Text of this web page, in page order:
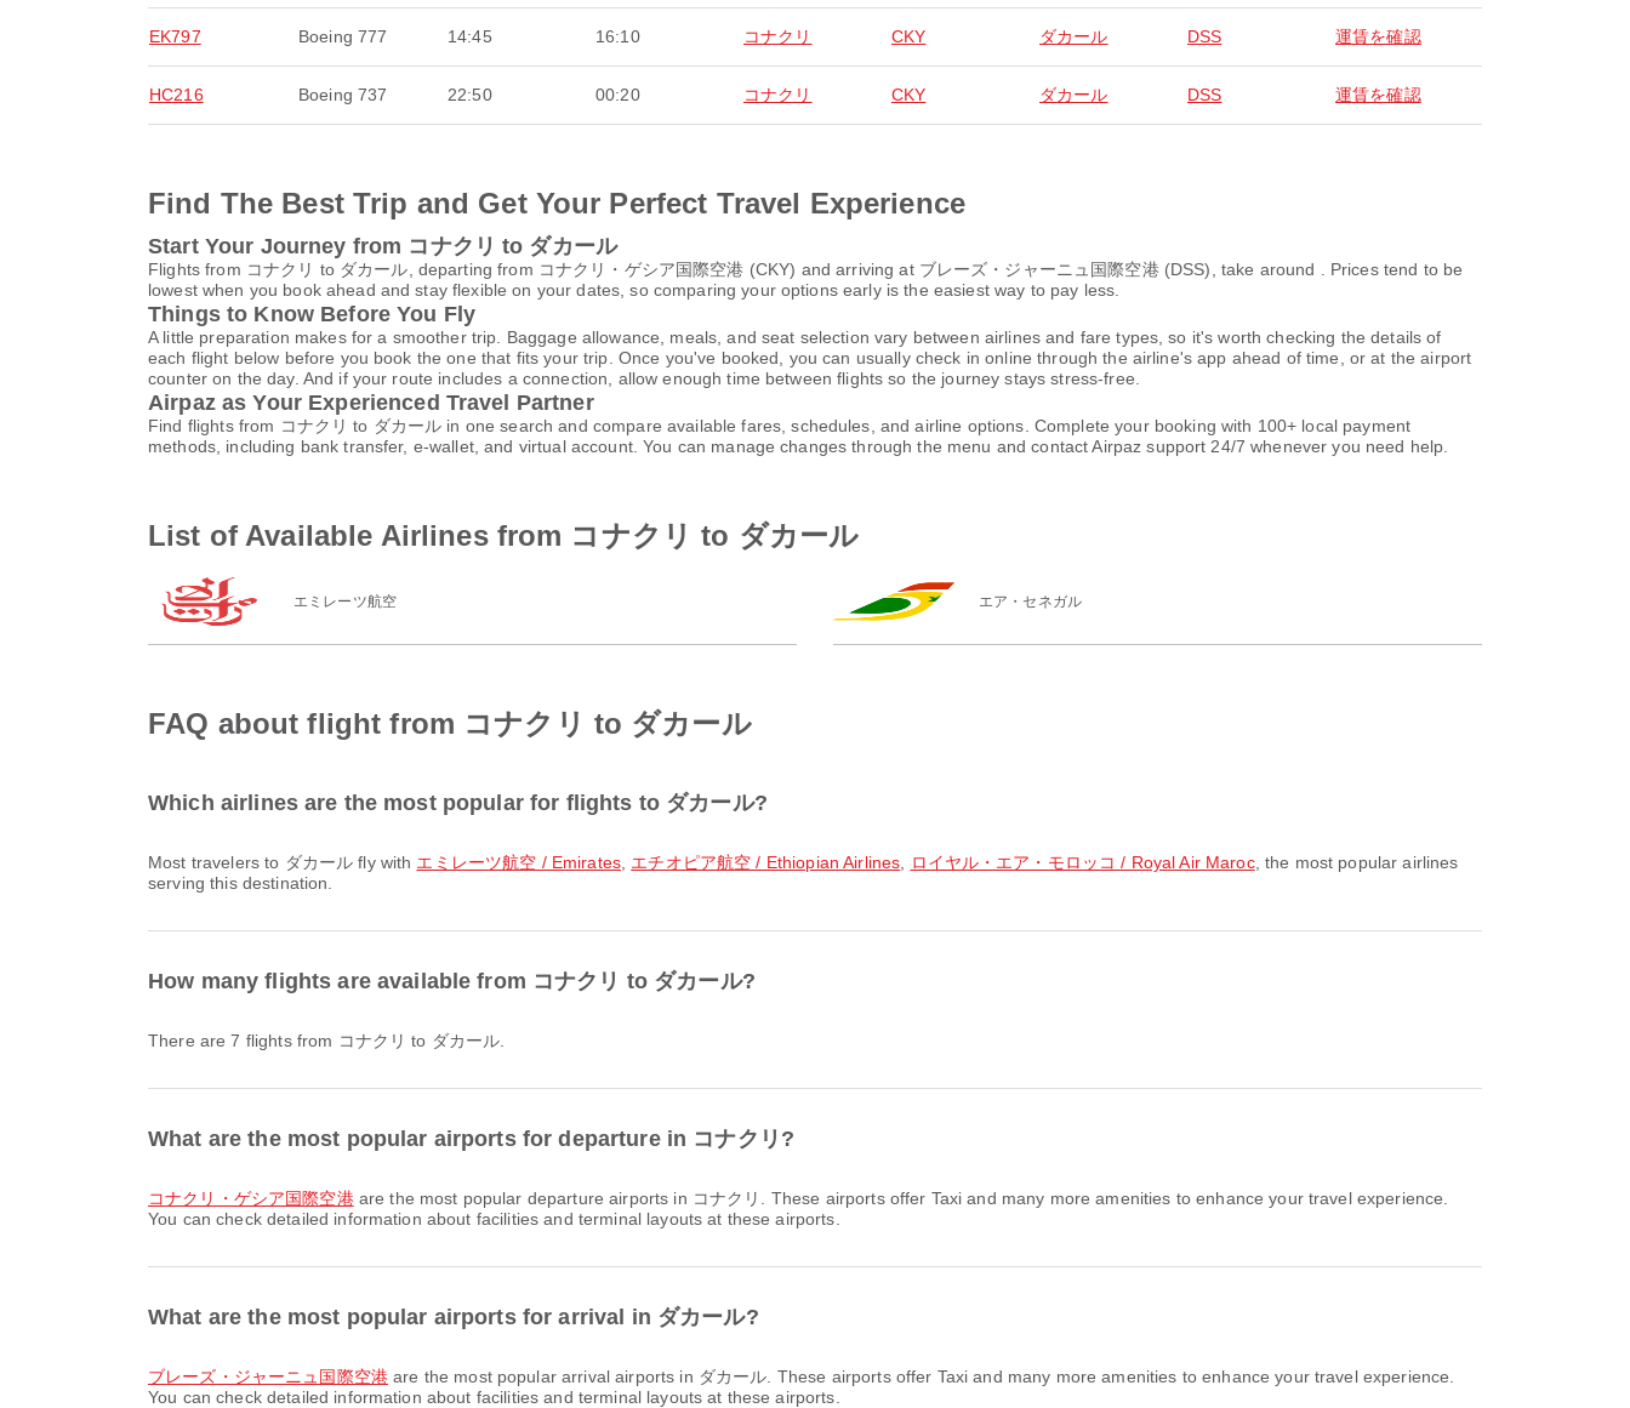
EK797 Boeing 777 14:45 16:10 コナクリ CKY ダカール DSS 運賃を確認
HC216 Boeing 737 22:50 00:20 コナクリ CKY ダカール DSS 運賃を確認
Find The Best Trip and Get Your Perfect Travel Experience
Start Your Journey from コナクリ to ダカール
Flights from コナクリ to ダカール, departing from コナクリ・ゲシア国際空港 (CKY) and arriving at ブレーズ・ジャーニュ国際空港 (DSS), take around . Prices tend to be
lowest when you book ahead and stay flexible on your dates, so comparing your options early is the easiest way to pay less.
Things to Know Before You Fly
A little preparation makes for a smoother trip. Baggage allowance, meals, and seat selection vary between airlines and fare types, so it's worth checking the details of
each flight below before you book the one that fits your trip. Once you've booked, you can usually check in online through the airline's app ahead of time, or at the airport
counter on the day. And if your route includes a connection, allow enough time between flights so the journey stays stress-free.
Airpaz as Your Experienced Travel Partner
Find flights from コナクリ to ダカール in one search and compare available fares, schedules, and airline options. Complete your booking with 100+ local payment
methods, including bank transfer, e-wallet, and virtual account. You can manage changes through the menu and contact Airpaz support 24/7 whenever you need help.
List of Available Airlines from コナクリ to ダカール
エミレーツ航空 エア・セネガル
FAQ about flight from コナクリ to ダカール
Which airlines are the most popular for flights to ダカール?
Most travelers to ダカール fly with エミレーツ航空 / Emirates エチオピア航空 / Ethiopian Airlines ロイヤル・エア・モロッコ / Royal Air Maroc, the most popular airlines
serving this destination.
How many flights are available from コナクリ to ダカール?
There are 7 flights from コナクリ to ダカール.
What are the most popular airports for departure in コナクリ?
コナクリ・ゲシア国際空港are the most popular departure airports in コナクリ. These airports offer Taxi and many more amenities to enhance your travel experience.
You can check detailed information about facilities and terminal layouts at these airports.
What are the most popular airports for arrival in ダカール?
ブレーズ・ジャーニュ国際空港are the most popular arrival airports in ダカール. These airports offer Taxi and many more amenities to enhance your travel experience.
You can check detailed information about facilities and terminal layouts at these airports.